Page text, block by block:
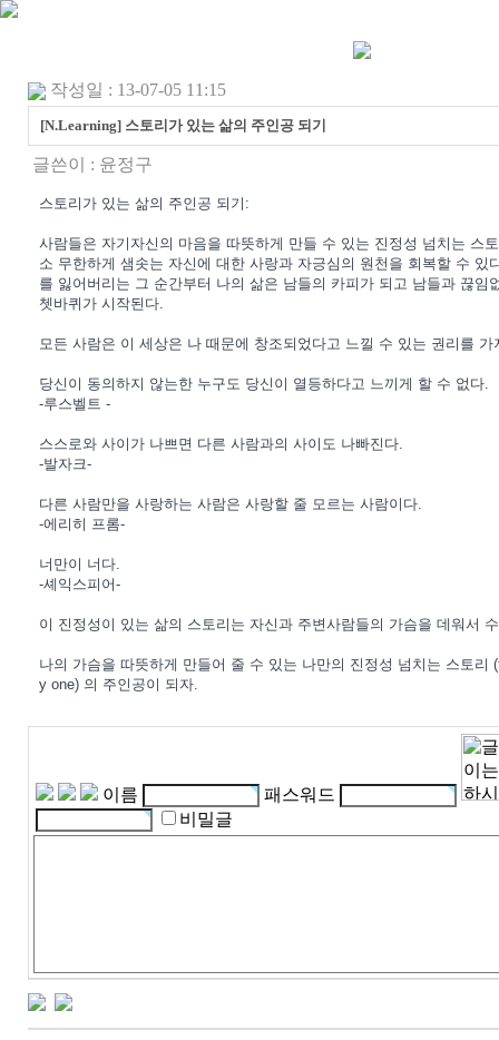
작성일 : 13-07-05 11:15
[N.Learning] 스토리가 있는 삶의 주인공 되기
글쓴이 : 윤정구
스토리가 있는 삶의 주인공 되기:
사람들은 자기자신의 마음을 따뜻하게 만들 수 있는 진정성 넘치는 스
소 무한하게 샘솟는 자신에 대한 사랑과 자긍심의 원천을 회복할 수 있
를 잃어버리는 그 순간부터 나의 삶은 남들의 카피가 되고 남들과 끊임
쳇바퀴가 시작된다.
모든 사람은 이 세상은 나 때문에 창조되었다고 느낄 수 있는 권리를 가
당신이 동의하지 않는한 누구도 당신이 열등하다고 느끼게 할 수 없다.
-루스벨트 -
스스로와 사이가 나쁘면 다른 사람과의 사이도 나빠진다.
-발자크-
다른 사람만을 사랑하는 사람은 사랑할 줄 모르는 사람이다.
-에리히 프롬-
너만이 너다.
-셰익스피어-
이 진정성이 있는 삶의 스토리는 자신과 주변사람들의 가슴을 데워서
나의 가슴을 따뜻하게 만들어 줄 수 있는 나만의 진정성 넘치는 스토리
y one) 의 주인공이 되자.
이름
패스워드
비밀글